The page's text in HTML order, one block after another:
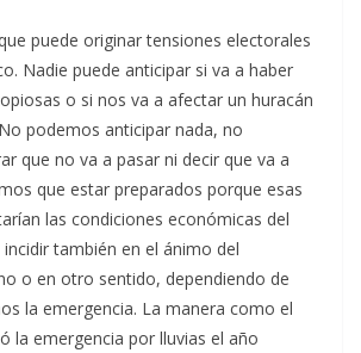
puede originar tensiones electorales
Nadie puede anticipar si va a haber
o si nos va a afectar un huracán
podemos anticipar nada, no
que no va a pasar ni decir que va a
que estar preparados porque esas
las condiciones económicas del
también en el ánimo del
o en otro sentido, dependiendo de
la emergencia. La manera como el
la emergencia por lluvias el año